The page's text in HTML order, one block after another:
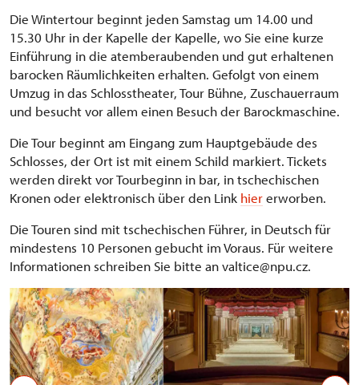
Die Wintertour beginnt jeden Samstag um 14.00 und
15.30 Uhr in der Kapelle der Kapelle, wo Sie eine kurze
Einführung in die atemberaubenden und gut erhaltenen
barocken Räumlichkeiten erhalten. Gefolgt von einem
Umzug in das Schlosstheater, Tour Bühne, Zuschauerraum
und besucht vor allem einen Besuch der Barockmaschine.
Die Tour beginnt am Eingang zum Hauptgebäude des
Schlosses, der Ort ist mit einem Schild markiert. Tickets
werden direkt vor Tourbeginn in bar, in tschechischen
Kronen oder elektronisch über den Link hiererworben.
Die Touren sind mit tschechischen Führer, in Deutsch für
mindestens 10 Personen gebucht im Voraus. Für weitere
Informationen schreiben Sie bitte an valtice@npu.cz.